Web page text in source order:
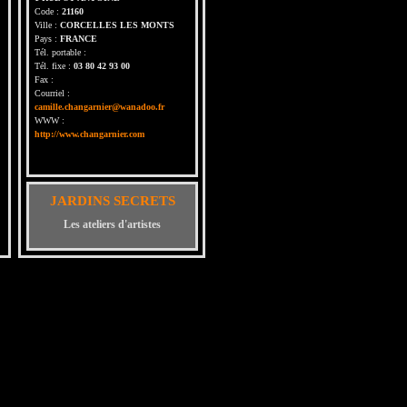
Code : 21160
Ville : CORCELLES LES MONTS
Pays : FRANCE
Tél. portable :
Tél. fixe : 03 80 42 93 00
Fax :
Courriel :
camille.changarnier@wanadoo.fr
WWW :
http://www.changarnier.com
JARDINS SECRETS
Les ateliers d'artistes